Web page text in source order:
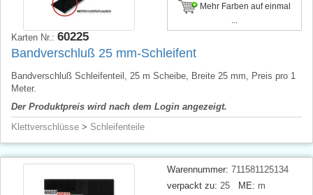
Mehr Farben auf einmal
Karten Nr.: 60225
Bandverschluß 25 mm-Schleifent
Bandverschluß Schleifenteil, 25 m Scheibe, Breite 25 mm, Preis pro 1
Meter.
Der Produktpreis wird nach dem Login angezeigt.
Klettverschlüsse > Schleifenteile
Warennummer: 711581125134
verpackt zu: 25 ME: m